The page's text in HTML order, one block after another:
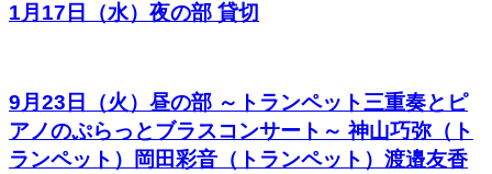
1月17日（水）夜の部 貸切
9月23日（火）昼の部 ～トランペット三重奏とピ
アノのぷらっとブラスコンサート～ 神山巧弥（ト
ランペット）岡田彩音（トランペット）渡邉友香